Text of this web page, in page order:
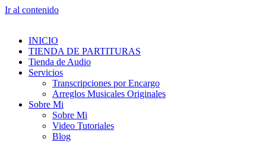
Ir al contenido
INICIO
TIENDA DE PARTITURAS
Tienda de Audio
Servicios
Transcripciones por Encargo
Arreglos Musicales Originales
Sobre Mi
Sobre Mi
Video Tutoriales
Blog